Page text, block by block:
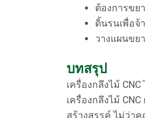
ต้องการขย
ดิ้นรนเพื่อจ้
วางแผนข
บทสรุป
เครื่องกลึงไม้
เครื่องกลึงไม้
สร้างสรรค์ ไม่ว่า